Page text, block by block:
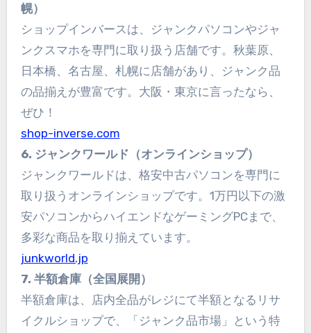
幌）
ショップインバースは、ジャンクパソコンやジャ
ンクスマホを専門に取り扱う店舗です。秋葉原、
日本橋、名古屋、札幌に店舗があり、ジャンク品
の品揃えが豊富です。大阪・東京に言ったなら、
ぜひ！
shop-inverse.com
6. ジャンクワールド（オンラインショップ）
ジャンクワールドは、格安中古パソコンを専門に
取り扱うオンラインショップです。1万円以下の激
安パソコンからハイエンドなゲーミングPCまで、
多彩な商品を取り揃えています。
junkworld.jp
7. 半額倉庫（全国展開）
半額倉庫は、店内全品がレジにて半額となるリサ
イクルショップで、「ジャンク品市場」という特